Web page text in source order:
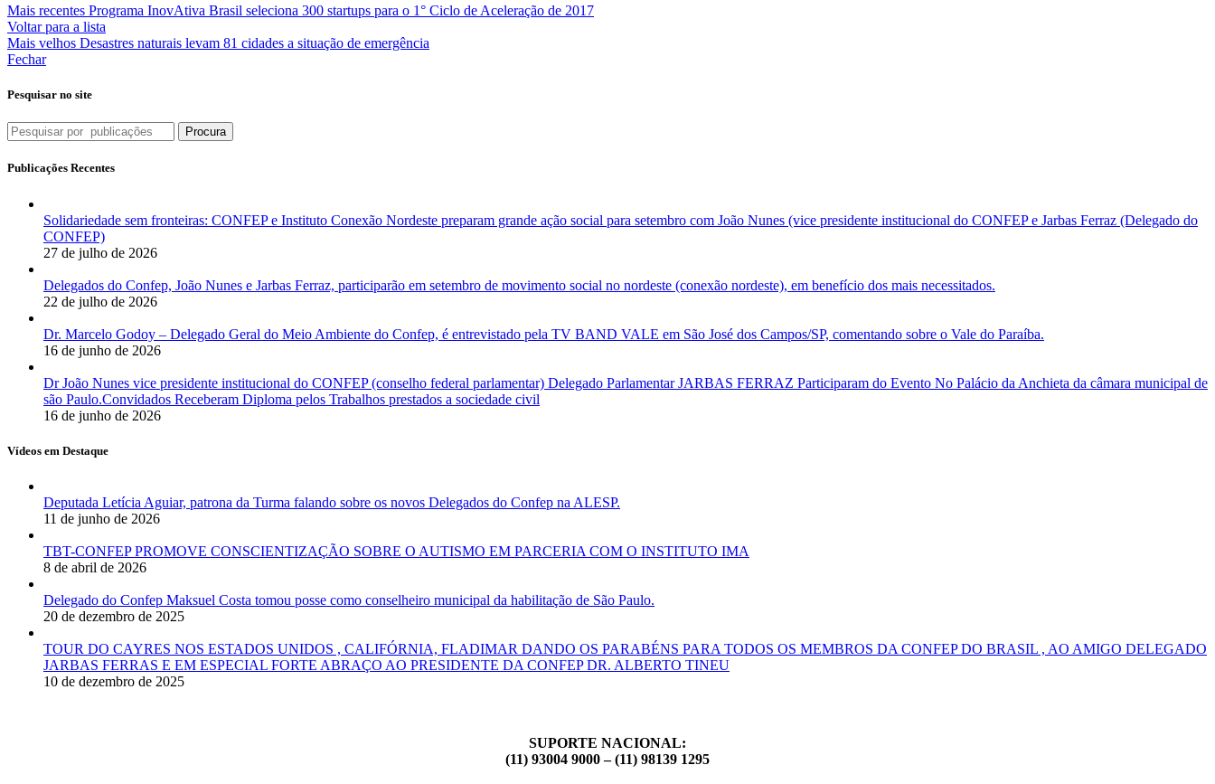
Mais recentes Programa InovAtiva Brasil seleciona 300 startups para o 1° Ciclo de Aceleração de 2017
Voltar para a lista
Mais velhos Desastres naturais levam 81 cidades a situação de emergência
Fechar
Pesquisar no site
Procura
Publicações Recentes
Solidariedade sem fronteiras: CONFEP e Instituto Conexão Nordeste preparam grande ação social para setembro com João Nunes (vice presidente institucional do CONFEP e Jarbas Ferraz (Delegado do
CONFEP)
27 de julho de 2026
Delegados do Confep, João Nunes e Jarbas Ferraz, participarão em setembro de movimento social no nordeste (conexão nordeste), em benefício dos mais necessitados.
22 de julho de 2026
Dr. Marcelo Godoy – Delegado Geral do Meio Ambiente do Confep, é entrevistado pela TV BAND VALE em São José dos Campos/SP, comentando sobre o Vale do Paraíba.
16 de junho de 2026
Dr João Nunes vice presidente institucional do CONFEP (conselho federal parlamentar) Delegado Parlamentar JARBAS FERRAZ Participaram do Evento No Palácio da Anchieta da câmara municipal de
são Paulo.Convidados Receberam Diploma pelos Trabalhos prestados a sociedade civil
16 de junho de 2026
Vídeos em Destaque
Deputada Letícia Aguiar, patrona da Turma falando sobre os novos Delegados do Confep na ALESP.
11 de junho de 2026
TBT-CONFEP PROMOVE CONSCIENTIZAÇÃO SOBRE O AUTISMO EM PARCERIA COM O INSTITUTO IMA
8 de abril de 2026
Delegado do Confep Maksuel Costa tomou posse como conselheiro municipal da habilitação de São Paulo.
20 de dezembro de 2025
TOUR DO CAYRES NOS ESTADOS UNIDOS , CALIFÓRNIA, FLADIMAR DANDO OS PARABÉNS PARA TODOS OS MEMBROS DA CONFEP DO BRASIL , AO AMIGO DELEGADO
JARBAS FERRAS E EM ESPECIAL FORTE ABRAÇO AO PRESIDENTE DA CONFEP DR. ALBERTO TINEU
10 de dezembro de 2025
SUPORTE NACIONAL:
(11) 93004 9000 – (11) 98139 1295